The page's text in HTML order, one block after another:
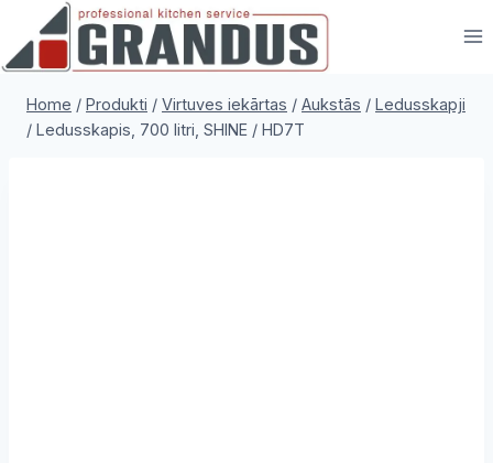
content
Home / Produkti / Virtuves iekārtas / Aukstās / Ledusskapji
/ Ledusskapis, 700 litri, SHINE / HD7T